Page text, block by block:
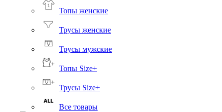
Топы женские
Трусы женские
Трусы мужские
Топы Size+
Трусы Size+
Все товары